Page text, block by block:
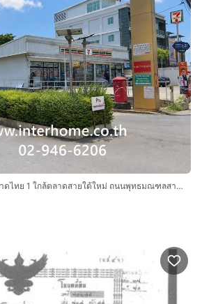
ที่ดินเปล่า 5 ไร่ หมู่บ้านมหาดไทย 1 ใกล้ตลาดสายใต้ใหม่ ถนนพุทธมณฑลสาย1 ถนนบรมราชชนนี เขตตลิ่งชัน กรุงเทพมหานคร